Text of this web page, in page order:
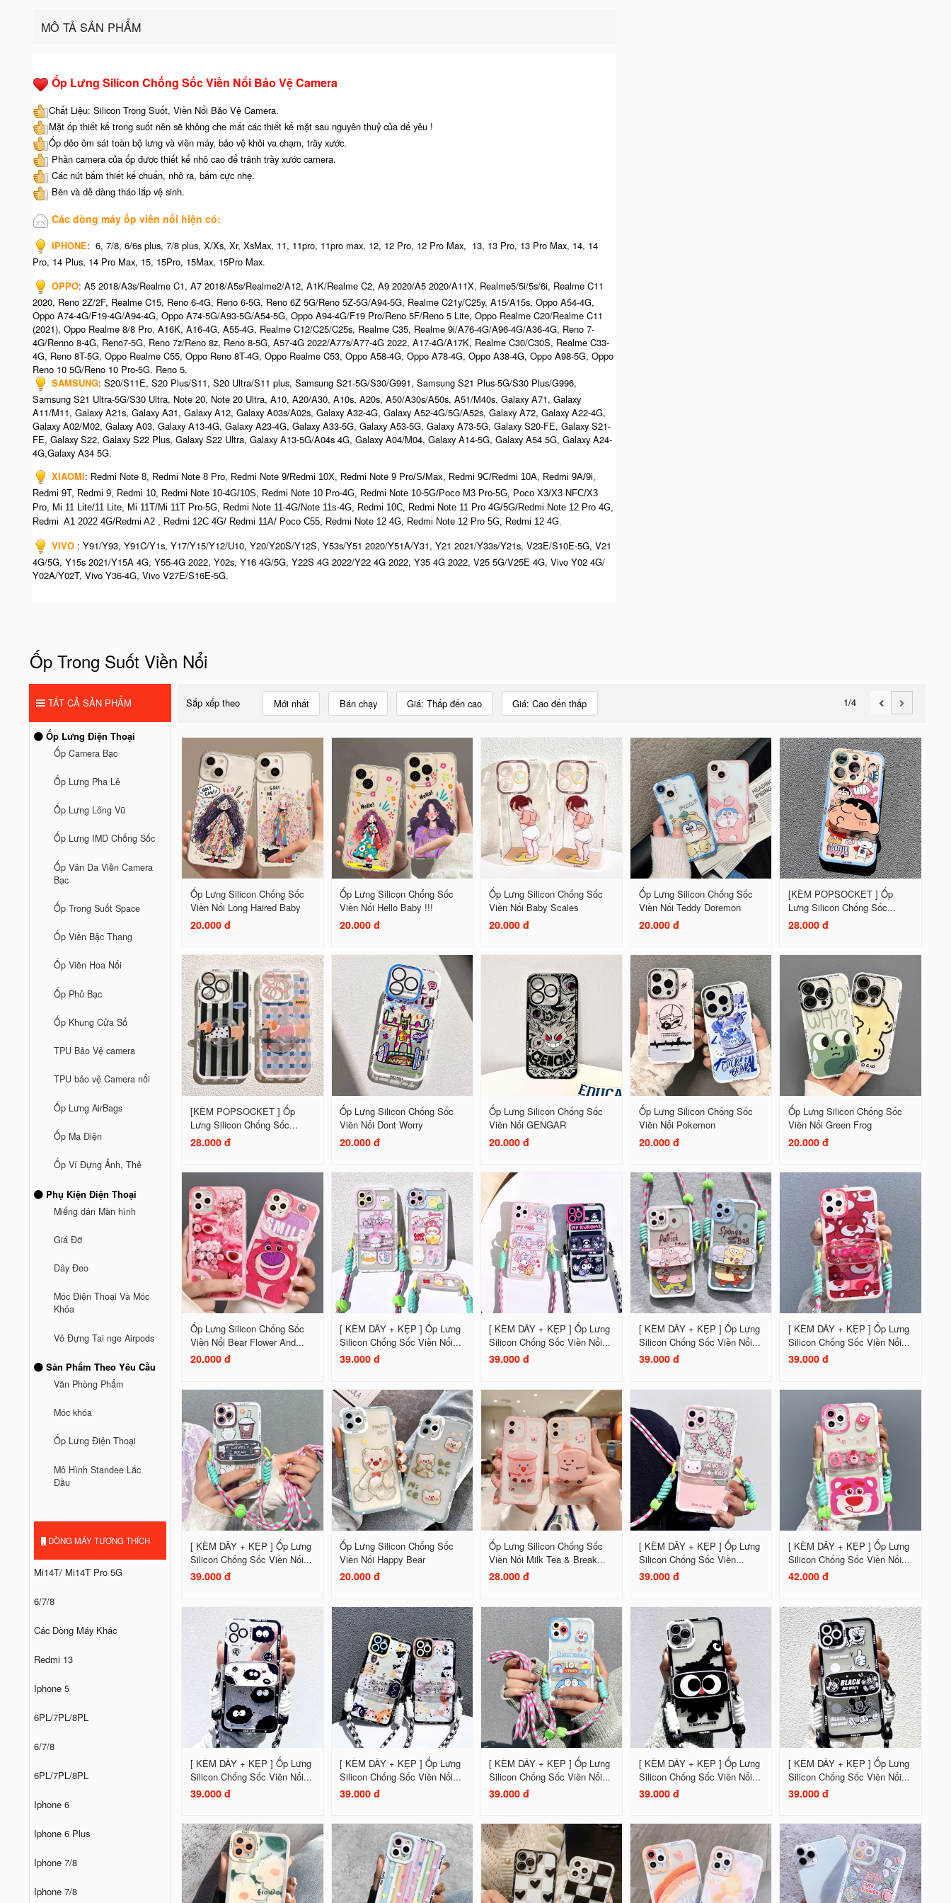
MÔ TẢ SẢN PHẨM
Ốp Lưng Silicon Chống Sốc Viền Nổi Bảo Vệ Camera
Chất Liệu: Silicon Trong Suốt, Viền Nổi Bảo Vệ Camera.
Mặt ốp thiết kế trong suốt nên sẽ không che mất các thiết kế mặt sau nguyên thuỷ của dế yêu !
Ốp dẻo ôm sát toàn bộ lưng và viền máy, bảo vệ khỏi va chạm, trầy xước.
Phần camera của ốp được thiết kế nhô cao để tránh trầy xước camera.
Các nút bấm thiết kế chuẩn, nhô ra, bấm cực nhẹ.
Bền và dễ dàng tháo lắp vệ sinh.
Các dòng máy ốp viền nổi hiện có:
IPHONE: 6, 7/8, 6/6s plus, 7/8 plus, X/Xs, Xr, XsMax, 11, 11pro, 11pro max, 12, 12 Pro, 12 Pro Max, 13, 13 Pro, 13 Pro Max, 14, 14
Pro, 14 Plus, 14 Pro Max, 15, 15Pro, 15Max, 15Pro Max.
OPPO: A5 2018/A3s/Realme C1, A7 2018/A5s/Realme2/A12, A1K/Realme C2, A9 2020/A5 2020/A11X, Realme5/5i/5s/6i, Realme C11
2020, Reno 2Z/2F, Realme C15, Reno 6-4G, Reno 6-5G, Reno 6Z 5G/Reno 5Z-5G/A94-5G, Realme C21y/C25y, A15/A15s, Oppo A54-4G,
Oppo A74-4G/F19-4G/A94-4G, Oppo A74-5G/A93-5G/A54-5G, Oppo A94-4G/F19 Pro/Reno 5F/Reno 5 Lite, Oppo Realme C20/Realme C11
(2021), Oppo Realme 8/8 Pro, A16K, A16-4G, A55-4G, Realme C12/C25/C25s, Realme C35, Realme 9i/A76-4G/A96-4G/A36-4G, Reno 7-
4G/Renno 8-4G, Reno7-5G, Reno 7z/Reno 8z, Reno 8-5G, A57-4G 2022/A77s/A77-4G 2022, A17-4G/A17K, Realme C30/C30S, Realme C33-
4G, Reno 8T-5G, Oppo Realme C55, Oppo Reno 8T-4G, Oppo Realme C53, Oppo A58-4G, Oppo A78-4G, Oppo A38-4G, Oppo A98-5G, Oppo
Reno 10 5G/Reno 10 Pro-5G.​ Reno 5.
SAMSUNG: S20/S11E, S20 Plus/S11, S20 Ultra/S11 plus, Samsung S21-5G/S30/G991, Samsung S21 Plus-5G/S30 Plus/G996,
Samsung S21 Ultra-5G/S30 Ultra, Note 20, Note 20 Ultra, A10, A20/A30, A10s, A20s, A50/A30s/A50s, A51/M40s, Galaxy A71, Galaxy
A11/M11, Galaxy A21s, Galaxy A31, Galaxy A12, Galaxy A03s/A02s, Galaxy A32-4G, Galaxy A52-4G/5G/A52s, Galaxy A72, Galaxy A22-4G,
Galaxy A02/M02, Galaxy A03, Galaxy A13-4G, Galaxy A23-4G, Galaxy A33-5G, Galaxy A53-5G, Galaxy A73-5G, Galaxy S20-FE, Galaxy S21-
FE, Galaxy S22, Galaxy S22 Plus, Galaxy S22 Ultra, Galaxy A13-5G/A04s 4G, Galaxy A04/M04, Galaxy A14-5G, Galaxy A54 5G, Galaxy A24-
4G,Galaxy A34 5G.
XIAOMI: Redmi Note 8, Redmi Note 8 Pro, Redmi Note 9/Redmi 10X, Redmi Note 9 Pro/S/Max, Redmi 9C/Redmi 10A, Redmi 9A/9i,
Redmi 9T, Redmi 9, Redmi 10, Redmi Note 10-4G/10S, Redmi Note 10 Pro-4G, Redmi Note 10-5G/Poco M3 Pro-5G, Poco X3/X3 NFC/X3
Pro, Mi 11 Lite/11 Lite, Mi 11T/Mi 11T Pro-5G, Redmi Note 11-4G/Note 11s-4G, Redmi 10C, Redmi Note 11 Pro 4G/5G/Redmi Note 12 Pro 4G,
Redmi A1 2022 4G/Redmi A2 , Redmi 12C 4G/ Redmi 11A/ Poco C55, Redmi Note 12 4G, Redmi Note 12 Pro 5G, Redmi 12 4G.
VIVO : Y91/Y93, Y91C/Y1s, Y17/Y15/Y12/U10, Y20/Y20S/Y12S, Y53s/Y51 2020/Y51A/Y31, Y21 2021/Y33s/Y21s, V23E/S10E-5G, V21
4G/5G, Y15s 2021/Y15A 4G, Y55-4G 2022, Y02s, Y16 4G/5G, Y22S 4G 2022/Y22 4G 2022, Y35 4G 2022, V25 5G/V25E 4G, Vivo Y02 4G/
Y02A/Y02T, Vivo Y36-4G, Vivo V27E/S16E-5G.
Ốp Trong Suốt Viền Nổi
TẤT CẢ SẢN PHẨM
Ốp Lưng Điện Thoại
Ốp Camera Bạc
Ốp Lưng Pha Lê
Ốp Lưng Lông Vũ
Ốp Lưng IMD Chống Sốc
Ốp Vân Da Viền Camera
Bạc
Ốp Trong Suốt Space
Ốp Viền Bậc Thang
Ốp Viền Hoa Nổi
Ốp Phủ Bạc
Ốp Khung Cửa Sổ
TPU Bảo Vệ camera
TPU bảo vệ Camera nổi
Ốp Lưng AirBags
Ốp Mạ Điện
Ốp Ví Đựng Ảnh, Thẻ
Phụ Kiện Điện Thoại
Miếng dán Màn hình
Giá Đỡ
Dây Đeo
Móc Điện Thoại Và Móc
Khóa
Vỏ Đựng Tai nge Airpods
Sản Phẩm Theo Yêu Cầu
Văn Phòng Phẩm
Móc khóa
Ốp Lưng Điện Thoại
Mô Hình Standee Lắc
Đầu
DÒNG MÁY TƯƠNG THÍCH
Mi14T/ Mi14T Pro 5G
6/7/8
Các Dòng Máy Khác
Redmi 13
Iphone 5
6PL/7PL/8PL
6/7/8
6PL/7PL/8PL
Iphone 6
Iphone 6 Plus
Iphone 7/8
Iphone 7/8
Sắp xếp theo Mới nhất Bán chạy Giá: Thấp đến cao Giá: Cao đến thấp 1/4
Ốp Lưng Silicon Chống Sốc
Viền Nổi Long Haired Baby
20.000 đ
Ốp Lưng Silicon Chống Sốc
Viền Nổi Hello Baby !!!
20.000 đ
Ốp Lưng Silicon Chống Sốc
Viền Nổi Baby Scales
20.000 đ
Ốp Lưng Silicon Chống Sốc
Viền Nổi Teddy Doremon
20.000 đ
[KÈM POPSOCKET ] Ốp
Lưng Silicon Chống Sốc...
28.000 đ
[KÈM POPSOCKET ] Ốp
Lưng Silicon Chống Sốc...
28.000 đ
Ốp Lưng Silicon Chống Sốc
Viền Nổi Dont Worry
20.000 đ
Ốp Lưng Silicon Chống Sốc
Viền Nổi GENGAR
20.000 đ
Ốp Lưng Silicon Chống Sốc
Viền Nổi Pokemon
20.000 đ
Ốp Lưng Silicon Chống Sốc
Viền Nổi Green Frog
20.000 đ
Ốp Lưng Silicon Chống Sốc
Viền Nổi Bear Flower And...
20.000 đ
[ KÈM DÂY + KẸP ] Ốp Lưng
Silicon Chống Sốc Viền Nổi...
39.000 đ
[ KÈM DÂY + KẸP ] Ốp Lưng
Silicon Chống Sốc Viền Nổi...
39.000 đ
[ KÈM DÂY + KẸP ] Ốp Lưng
Silicon Chống Sốc Viền Nổi...
39.000 đ
[ KÈM DÂY + KẸP ] Ốp Lưng
Silicon Chống Sốc Viền Nổi...
39.000 đ
[ KÈM DÂY + KẸP ] Ốp Lưng
Silicon Chống Sốc Viền Nổi...
39.000 đ
Ốp Lưng Silicon Chống Sốc
Viền Nổi Happy Bear
20.000 đ
Ốp Lưng Silicon Chống Sốc
Viền Nổi Milk Tea & Break...
28.000 đ
[ KÈM DÂY + KẸP ] Ốp Lưng
Silicon Chống Sốc Viền...
39.000 đ
[ KÈM DÂY + KẸP ] Ốp Lưng
Silicon Chống Sốc Viền Nổi...
42.000 đ
[ KÈM DÂY + KẸP ] Ốp Lưng
Silicon Chống Sốc Viền Nổi...
39.000 đ
[ KÈM DÂY + KẸP ] Ốp Lưng
Silicon Chống Sốc Viền Nổi...
39.000 đ
[ KÈM DÂY + KẸP ] Ốp Lưng
Silicon Chống Sốc Viền Nổi...
39.000 đ
[ KÈM DÂY + KẸP ] Ốp Lưng
Silicon Chống Sốc Viền Nổi...
39.000 đ
[ KÈM DÂY + KẸP ] Ốp Lưng
Silicon Chống Sốc Viền Nổi...
39.000 đ